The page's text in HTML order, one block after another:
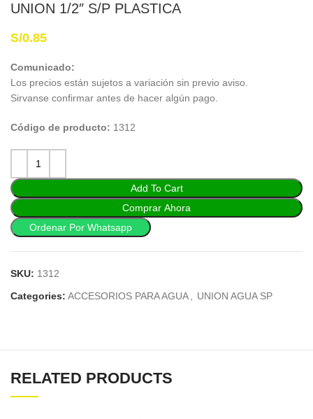
UNION 1/2″ S/P PLASTICA
S/0.85
Comunicado:
Los precios están sujetos a variación sin previo aviso.
Sirvanse confirmar antes de hacer algún pago.
Código de producto: 1312
Add To Cart
Comprar Ahora
Ordenar Por Whatsapp
SKU: 1312
Categories: ACCESORIOS PARA AGUA UNION AGUA SP
RELATED PRODUCTS